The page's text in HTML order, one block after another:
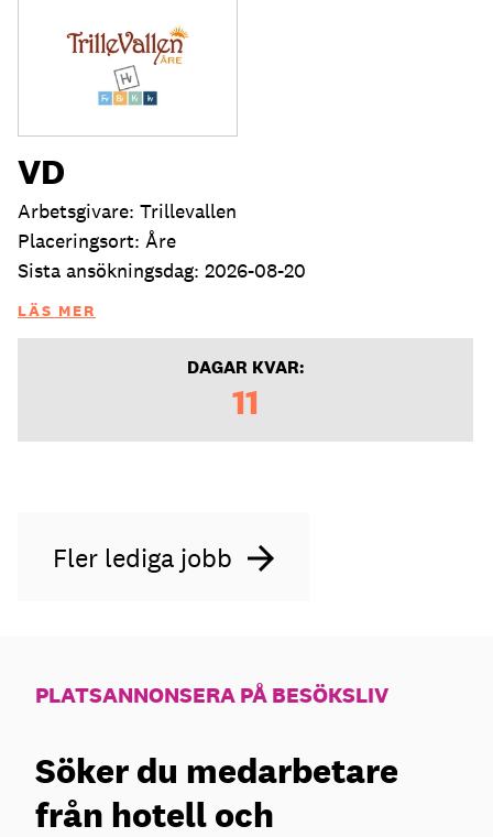
VD
Arbetsgivare: Trillevallen
Placeringsort: Åre
Sista ansökningsdag: 2026-08-20
LÄS MER
DAGAR KVAR:
11
Fler lediga jobb
PLATSANNONSERA PÅ BESÖKSLIV
Söker du medarbetare
från hotell och